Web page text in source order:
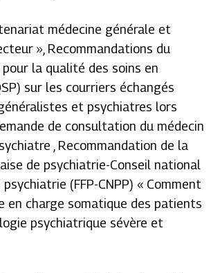
médecine générale et
», Recommandations du
la qualité des soins en
sur les courriers échangés
et psychiatres lors
de consultation du médecin
, Recommandation de la
de psychiatrie-Conseil national
(FFP-CNPP) « Comment
en charge somatique des patients
psychiatrique sévère et